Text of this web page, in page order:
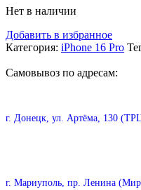
Нет в наличии
Добавить в избранное
Категория: iPhone 16 Pro
Самовывоз по адресам:
г. Донецк, ул. Артёма, 130
г. Мариуполь, пр. Ленина